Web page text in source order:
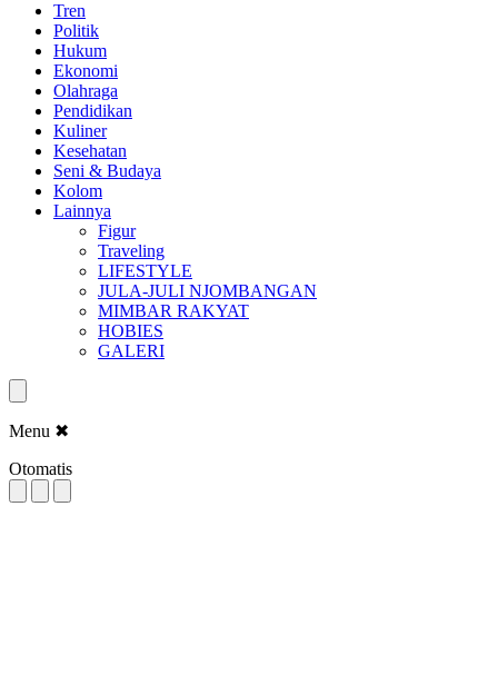
Tren
Politik
Hukum
Ekonomi
Olahraga
Pendidikan
Kuliner
Kesehatan
Seni & Budaya
Kolom
Lainnya
Figur
Traveling
LIFESTYLE
JULA-JULI NJOMBANGAN
MIMBAR RAKYAT
HOBIES
GALERI
Menu ✖
Otomatis